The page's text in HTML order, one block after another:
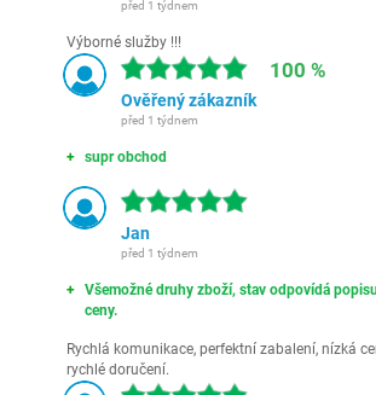
před 1 týdnem
Výborné služby !!!
100 %
Ověřený zákazník
před 1 týdnem
supr obchod
Jan
před 1 týdnem
Všemožné druhy zboží, stav odpovídá
ceny.
Rychlá komunikace, perfektní zabalení, nízká
rychlé doručení.